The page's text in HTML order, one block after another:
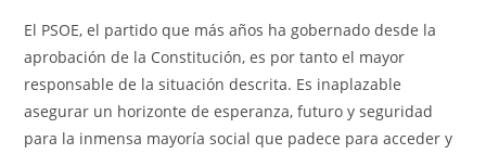
El PSOE, el partido que más años ha gobernado desde la
aprobación de la Constitución, es por tanto el mayor
responsable de la situación descrita. Es inaplazable
asegurar un horizonte de esperanza, futuro y seguridad
para la inmensa mayoría social que padece para acceder y